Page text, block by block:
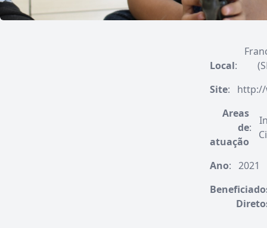
Local:
Site:
http://
Areas
de
atuação
:
Ano: 2021